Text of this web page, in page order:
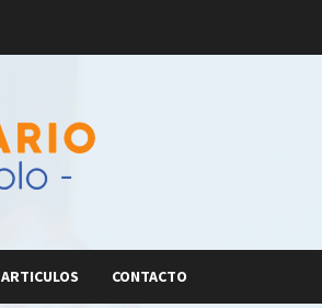
ARTICULOS CONTACTO